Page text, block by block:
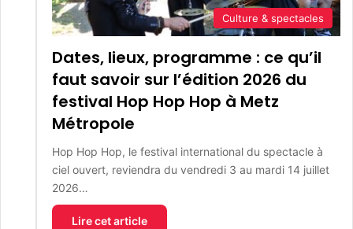
Culture & spectacles
Dates, lieux, programme : ce qu’il
faut savoir sur l’édition 2026 du
festival Hop Hop Hop à Metz
Métropole
Hop Hop Hop, le festival international du spectacle à
ciel ouvert, reviendra du vendredi 3 au mardi 14 juillet
2026…
Lire cet article